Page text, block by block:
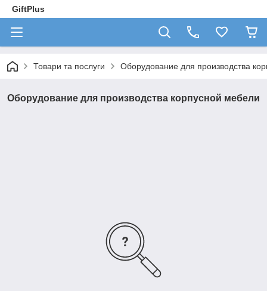
GiftPlus
Товари та послуги Оборудование для производства
Оборудование для производства корпусной мебели